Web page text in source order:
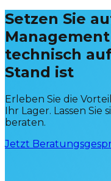
Setzen Sie
technisch
Stand ist
Erleben Sie die
Ihr Lager. Lassen
beraten.
Jetzt